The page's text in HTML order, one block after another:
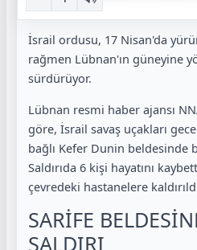
İsrail ordusu, 17 Nisan'da
rağmen Lübnan'ın güneyine
sürdürüyor.
Lübnan resmi haber ajansı
göre, İsrail savaş uçakları
bağlı Kefer Dunin beldesinde
Saldırıda 6 kişi hayatını
çevredeki hastanelere
SARİFE
SALDIRI